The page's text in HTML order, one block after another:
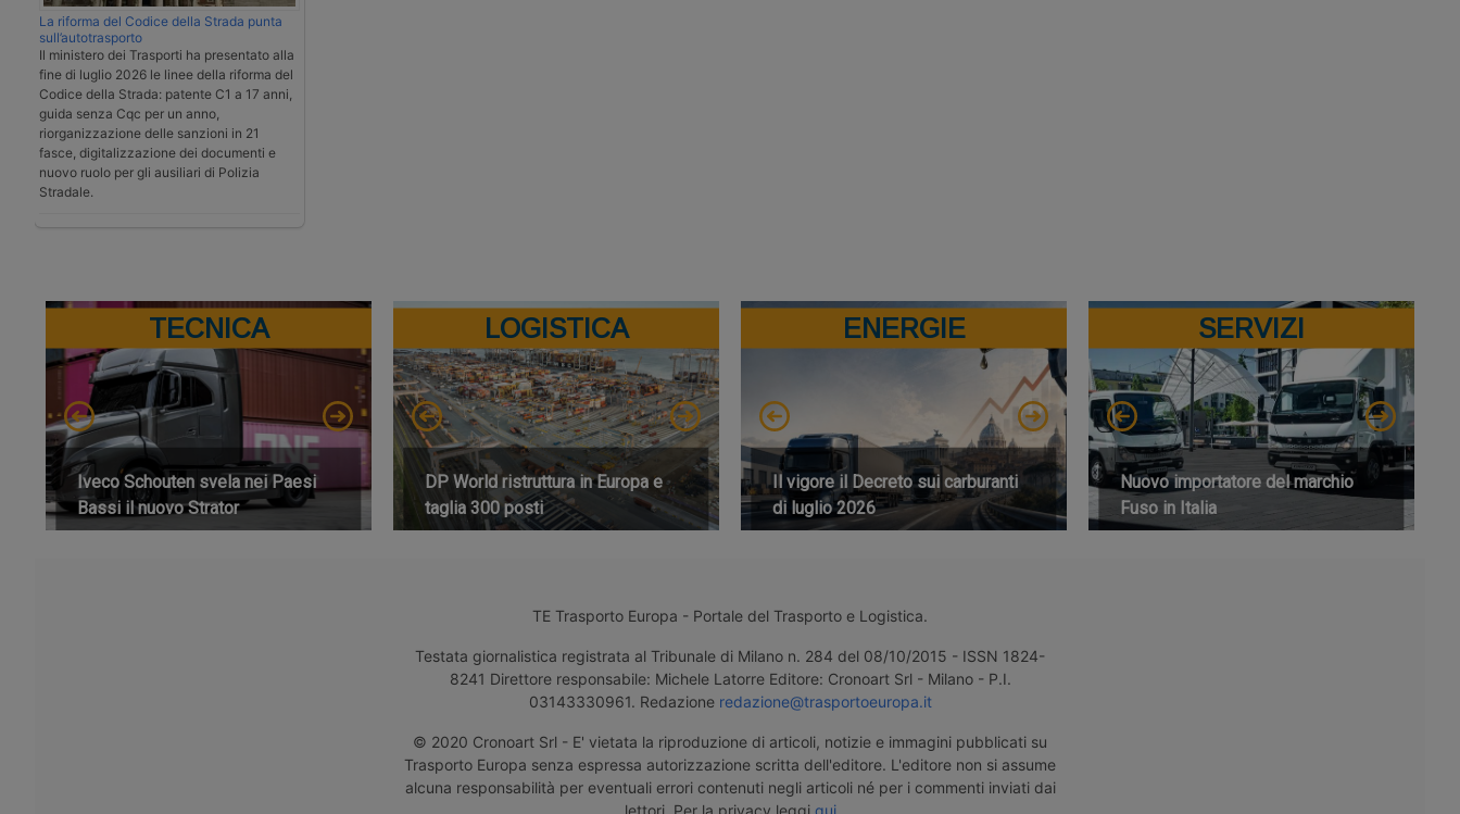
La riforma del Codice della Strada punta
sull’autotrasporto
Il ministero dei Trasporti ha presentato alla
fine di luglio 2026 le linee della riforma del
Codice della Strada: patente C1 a 17 anni,
guida senza Cqc per un anno,
riorganizzazione delle sanzioni in 21
fasce, digitalizzazione dei documenti e
nuovo ruolo per gli ausiliari di Polizia
Stradale.
TECNICA
Iveco Schouten svela nei Paesi
Bassi il nuovo Strator
LOGISTICA
DP World ristruttura in Europa e
taglia 300 posti
ENERGIE
Il vigore il Decreto sui carburanti
di luglio 2026
SERVIZI
Nuovo importatore del marchio
Fuso in Italia
TE Trasporto Europa - Portale del Trasporto e Logistica.
Testata giornalistica registrata al Tribunale di Milano n. 284 del 08/10/2015 - ISSN 1824-
8241 Direttore responsabile: Michele Latorre Editore: Cronoart Srl - Milano - P.I.
03143330961. Redazione redazione@trasportoeuropa.it
© 2020 Cronoart Srl - E' vietata la riproduzione di articoli, notizie e immagini pubblicati su
Trasporto Europa senza espressa autorizzazione scritta dell'editore. L'editore non si assume
alcuna responsabilità per eventuali errori contenuti negli articoli né per i commenti inviati dai
lettori. Per la privacy leggi qui